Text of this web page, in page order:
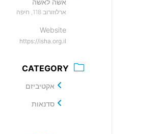
ארלוזורוב 118, חיפה
Website
https://isha.org.il
CATEGORY
אקטיביזם
סדנאות